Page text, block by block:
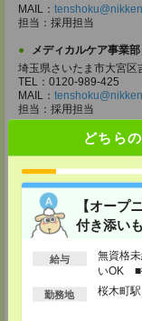
どちら
【オープ
付き添い
給与
無資格
いOK ■
以上
勤務地 桜木町
MAIL：
担当：採用担当
メディカルケア事業
埼玉県さいたま市大宮
TEL：0120-989-425
MAIL：
担当：採用担当
メディカルケア事業
千葉県千葉市中央区富
TEL：0120-998-758
MAIL：
担当：採用担当
メディカルケア事業
千葉県柏市末広町5-19
TEL：0120-935-218
MAIL：